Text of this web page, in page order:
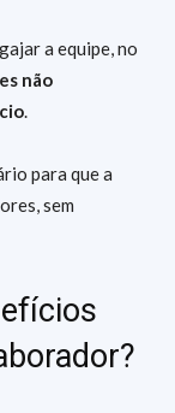
a equipe, no
não
.
para que a
sem